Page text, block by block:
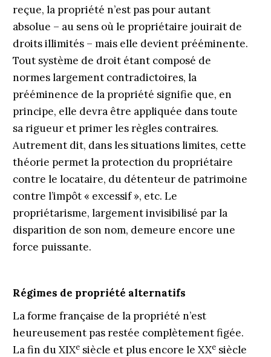
reçue, la propriété n’est pas pour autant
absolue – au sens où le propriétaire jouirait de
droits illimités – mais elle devient prééminente.
Tout système de droit étant composé de
normes largement contradictoires, la
prééminence de la propriété signifie que, en
principe, elle devra être appliquée dans toute
sa rigueur et primer les règles contraires.
Autrement dit, dans les situations limites, cette
théorie permet la protection du propriétaire
contre le locataire, du détenteur de patrimoine
contre l’impôt « excessif », etc. Le
propriétarisme, largement invisibilisé par la
disparition de son nom, demeure encore une
force puissante.
Régimes de propriété alternatifs
La forme française de la propriété n’est
heureusement pas restée complètement figée.
La fin du XIXesiècle et plus encore le XXesiècle